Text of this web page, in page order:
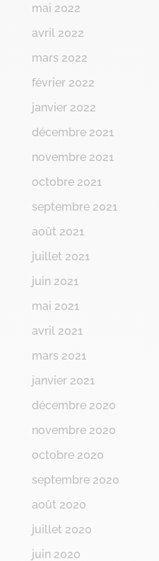
mai 2022
avril 2022
mars 2022
février 2022
janvier 2022
décembre 2021
novembre 2021
octobre 2021
septembre 2021
août 2021
juillet 2021
juin 2021
mai 2021
avril 2021
mars 2021
janvier 2021
décembre 2020
novembre 2020
octobre 2020
septembre 2020
août 2020
juillet 2020
juin 2020